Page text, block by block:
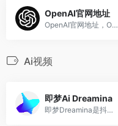
OpenAI官网地址
OpenAI官网地址，‌OpenAI是一...
Ai视频
即梦Ai Dreamina
即梦Dreamina是抖音旗下的AIGC工具，用户可以根据文本内容生成由AI生成的创意图和视频，支持修整图片大小比例和模板类型